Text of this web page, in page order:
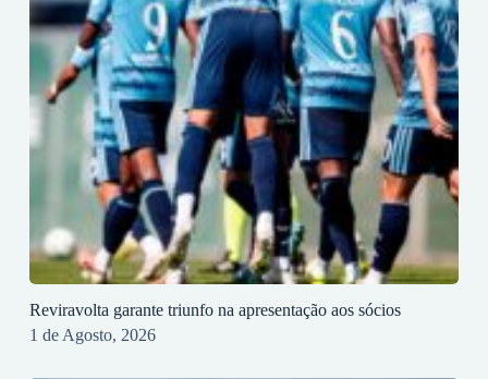
Reviravolta garante triunfo na apresentação aos sócios
1 de Agosto, 2026